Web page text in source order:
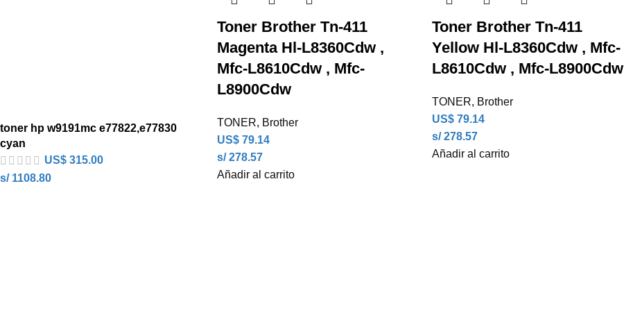
toner hp w9191mc e77822,e77830
cyan
US$ 315.00
s/ 1108.80
Toner Brother Tn-411
Magenta Hl-L8360Cdw ,
Mfc-L8610Cdw , Mfc-
L8900Cdw
TONER, Brother
US$79.14
s/ 278.57
Añadir al carrito
Toner Brother Tn-411
Yellow Hl-L8360Cdw , Mfc-
L8610Cdw , Mfc-L8900Cdw
TONER, Brother
US$79.14
s/ 278.57
Añadir al carrito